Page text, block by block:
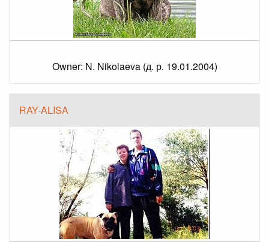
Owner: N. Nikolaeva (д. р. 19.01.2004)
RAY-ALISA